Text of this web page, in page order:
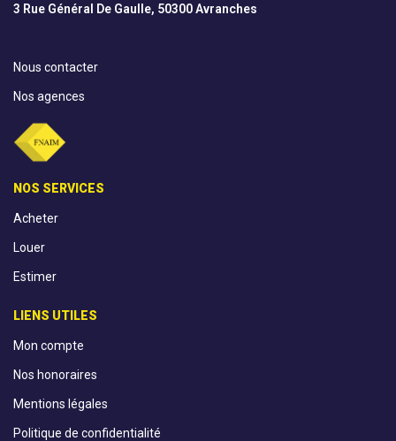
3 Rue Général De Gaulle, 50300 Avranches
Nous contacter
Nos agences
NOS SERVICES
Acheter
Louer
Estimer
LIENS UTILES
Mon compte
Nos honoraires
Mentions légales
Politique de confidentialité